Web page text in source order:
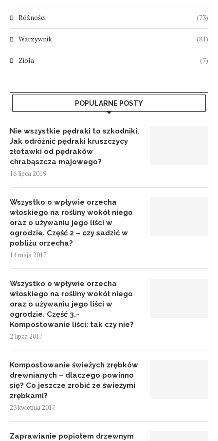
Różności (73)
Warzywnik (81)
Zioła (7)
POPULARNE POSTY
Nie wszystkie pędraki to szkodniki.
Jak odróżnić pędraki kruszczycy
złotawki od pędraków
chrabąszcza majowego?
16 lipca 2019
Wszystko o wpływie orzecha
włoskiego na rośliny wokół niego
oraz o używaniu jego liści w
ogrodzie. Część 2 – czy sadzić w
pobliżu orzecha?
14 maja 2017
Wszystko o wpływie orzecha
włoskiego na rośliny wokół niego
oraz o używaniu jego liści w
ogrodzie. Część 3.-
Kompostowanie liści: tak czy nie?
2 lipca 2017
Kompostowanie świeżych zrębków
drewnianych – dlaczego powinno
się? Co jeszcze zrobić ze świeżymi
zrębkami?
23 kwietnia 2017
Zaprawianie popiołem drzewnym